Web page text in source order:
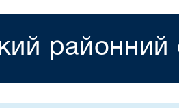
районний